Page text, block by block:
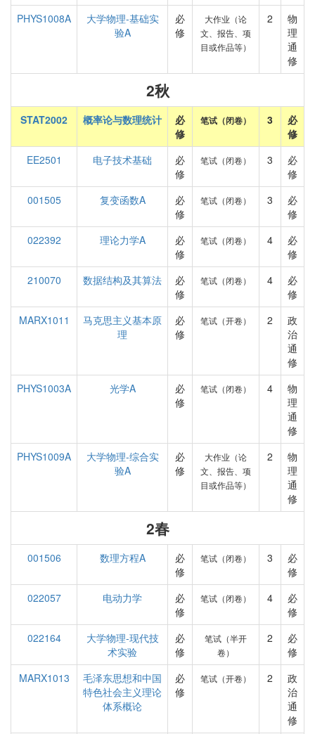
PHYS1008A
大学物理-基础实
验A
必
修
大作业（论
文、报告、项
目或作品等）
2
物
理
通
修
2秋
STAT2002 概率论与数理统计
必
修
笔试（闭卷） 3
必
修
EE2501
电子技术基础
必
修
笔试（闭卷） 3
必
修
001505
复变函数A
必
修
笔试（闭卷） 3
必
修
022392
理论力学A
必
修
笔试（闭卷） 4
必
修
210070
数据结构及其算法
必
修
笔试（闭卷） 4
必
修
MARX1011
马克思主义基本原
理
必
修
笔试（开卷） 2
政
治
通
修
PHYS1003A
光学A
必
修
笔试（闭卷） 4
物
理
通
修
PHYS1009A
大学物理-综合实
验A
必
修
大作业（论
文、报告、项
目或作品等）
2
物
理
通
修
2春
001506 数理方程A
必
修
笔试（闭卷） 3
必
修
022057
电动力学
必
修
笔试（闭卷） 4
必
修
022164
大学物理-现代技
术实验
必
修
笔试（半开
卷）
2
必
修
MARX1013
毛泽东思想和中国
特色社会主义理论
体系概论
必
修
笔试（开卷） 2
政
治
通
修